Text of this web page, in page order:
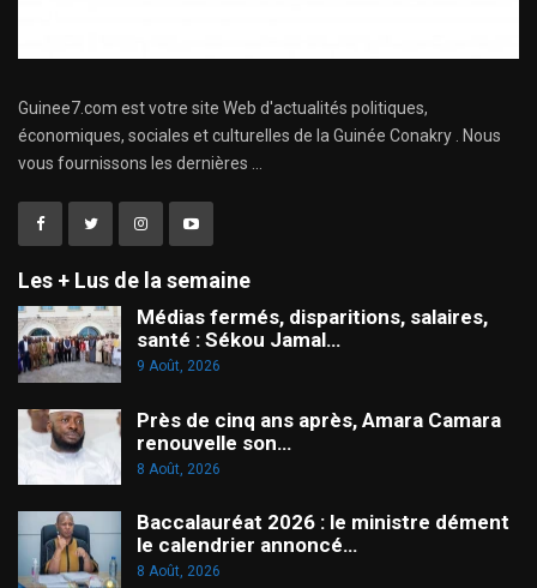
Guinee7.com est votre site Web d'actualités politiques,
économiques, sociales et culturelles de la Guinée Conakry . Nous
vous fournissons les dernières ...
Les + Lus de la semaine
Médias fermés, disparitions, salaires,
santé : Sékou Jamal…
9 Août, 2026
Près de cinq ans après, Amara Camara
renouvelle son…
8 Août, 2026
Baccalauréat 2026 : le ministre dément
le calendrier annoncé…
8 Août, 2026